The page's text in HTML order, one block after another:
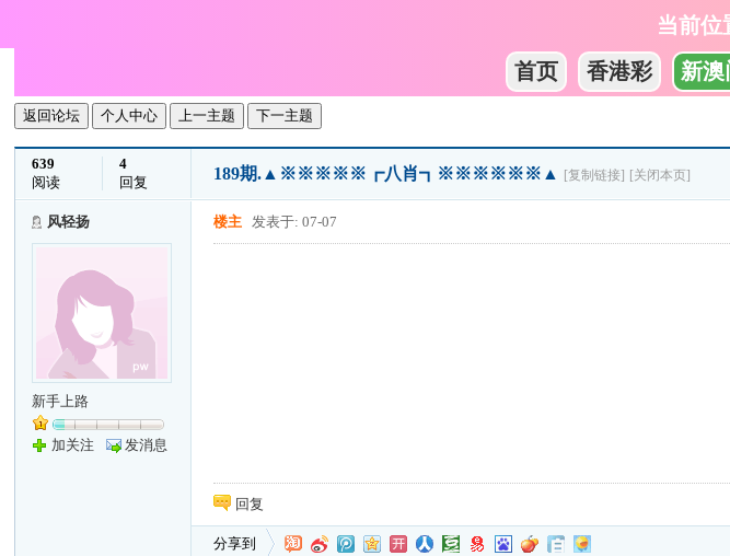
当前位
首页 香港彩 新澳
返回论坛 个人中心 上一主题 下一主题
639
阅读
4
回复
189期.▲※※※※※┏八肖┓※※※※※※▲ [复制链接] [关闭本页]
风轻扬
新手上路
加关注 发消息
楼主 发表于: 07-07
回复
分享到